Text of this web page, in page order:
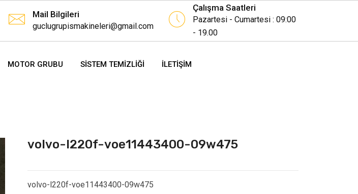
Mail Bilgileri
guclugrupismakineleri@gmail.com
Çalışma Saatleri
Pazartesi - Cumartesi : 09:00
- 19.00
MOTOR GRUBU SISTEM TEMIZLIĞI İLETIŞIM
volvo-l220f-voe11443400-09w475
volvo-l220f-voe11443400-09w475